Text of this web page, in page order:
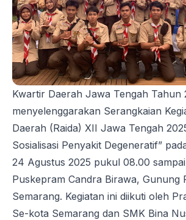
Kwartir Daerah Jawa Tengah Tahun
menyelenggarakan Serangkaian
Daerah (Raida) XII Jawa Tengah
Sosialisasi Penyakit Degeneratif”
24 Agustus 2025 pukul 08.00
Puskepram Candra Birawa, Gunung
Semarang. Kegiatan ini diikuti oleh
Se-kota Semarang dan SMK Bina